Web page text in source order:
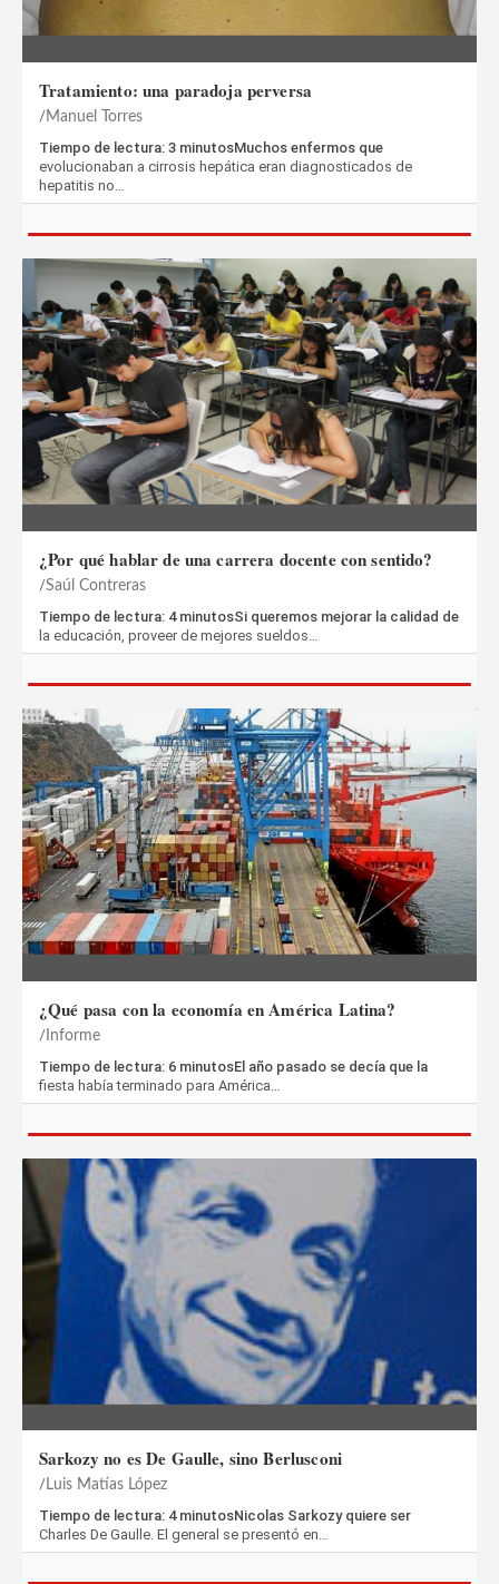
Tratamiento: una paradoja perversa
Manuel Torres
Tiempo de lectura: 3 minutosMuchos enfermos que
evolucionaban a cirrosis hepática eran diagnosticados de
hepatitis no…
¿Por qué hablar de una carrera docente con sentido?
Saúl Contreras
Tiempo de lectura: 4 minutosSi queremos mejorar la calidad de
la educación, proveer de mejores sueldos…
¿Qué pasa con la economía en América Latina?
Informe
Tiempo de lectura: 6 minutosEl año pasado se decía que la
fiesta había terminado para América…
Sarkozy no es De Gaulle, sino Berlusconi
Luis Matías López
Tiempo de lectura: 4 minutosNicolas Sarkozy quiere ser
Charles De Gaulle. El general se presentó en…